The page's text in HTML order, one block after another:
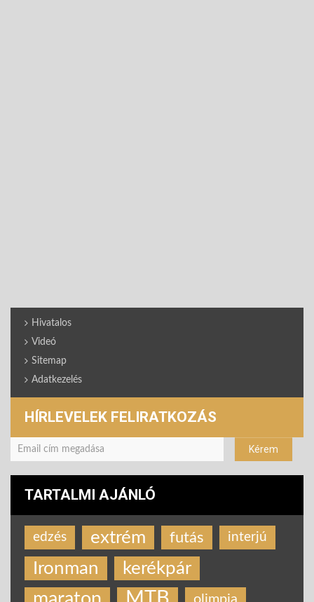
Hivatalos
Videó
Sitemap
Adatkezelés
HÍRLEVELEK FELIRATKOZÁS
TARTALMI AJÁNLÓ
edzés extrém futás interjú
Ironman kerékpár
olimpia